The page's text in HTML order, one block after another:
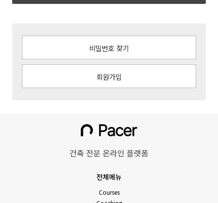
비밀번호 찾기
회원가입
건축 전문 온라인 플랫폼
전체메뉴
Courses